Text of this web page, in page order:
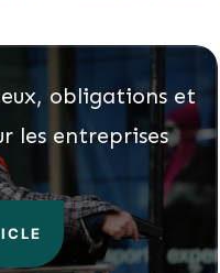
obligations et
les entreprises